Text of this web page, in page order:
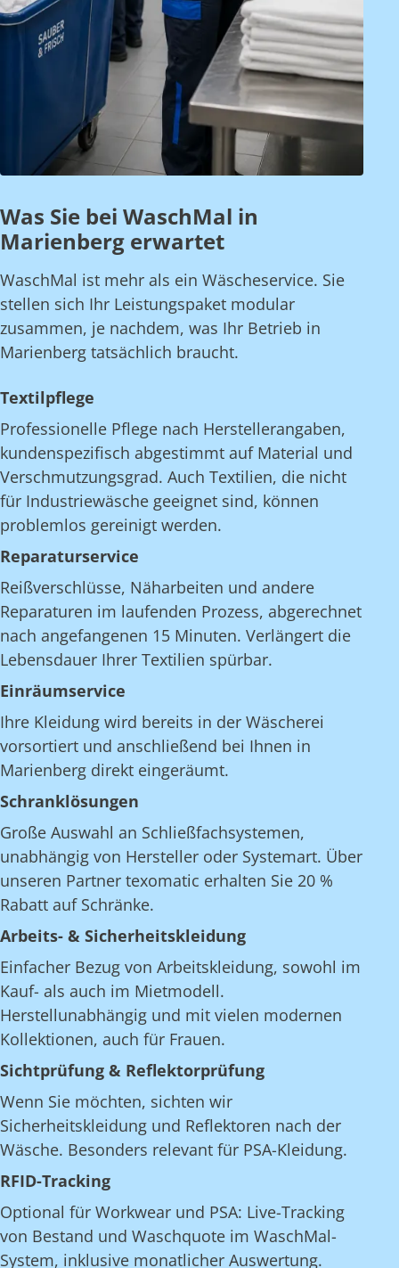
Was Sie bei WaschMal in
Marienberg erwartet
WaschMal ist mehr als ein Wäscheservice. Sie
stellen sich Ihr Leistungspaket modular
zusammen, je nachdem, was Ihr Betrieb in
Marienberg tatsächlich braucht.
Textilpflege
Professionelle Pflege nach Herstellerangaben,
kundenspezifisch abgestimmt auf Material und
Verschmutzungsgrad. Auch Textilien, die nicht
für Industriewäsche geeignet sind, können
problemlos gereinigt werden.
Reparaturservice
Reißverschlüsse, Näharbeiten und andere
Reparaturen im laufenden Prozess, abgerechnet
nach angefangenen 15 Minuten. Verlängert die
Lebensdauer Ihrer Textilien spürbar.
Einräumservice
Ihre Kleidung wird bereits in der Wäscherei
vorsortiert und anschließend bei Ihnen in
Marienberg direkt eingeräumt.
Schranklösungen
Große Auswahl an Schließfachsystemen,
unabhängig von Hersteller oder Systemart. Über
unseren Partner texomatic erhalten Sie 20 %
Rabatt auf Schränke.
Arbeits- & Sicherheitskleidung
Einfacher Bezug von Arbeitskleidung, sowohl im
Kauf- als auch im Mietmodell.
Herstellunabhängig und mit vielen modernen
Kollektionen, auch für Frauen.
Sichtprüfung & Reflektorprüfung
Wenn Sie möchten, sichten wir
Sicherheitskleidung und Reflektoren nach der
Wäsche. Besonders relevant für PSA-Kleidung.
RFID-Tracking
Optional für Workwear und PSA: Live-Tracking
von Bestand und Waschquote im WaschMal-
System, inklusive monatlicher Auswertung.